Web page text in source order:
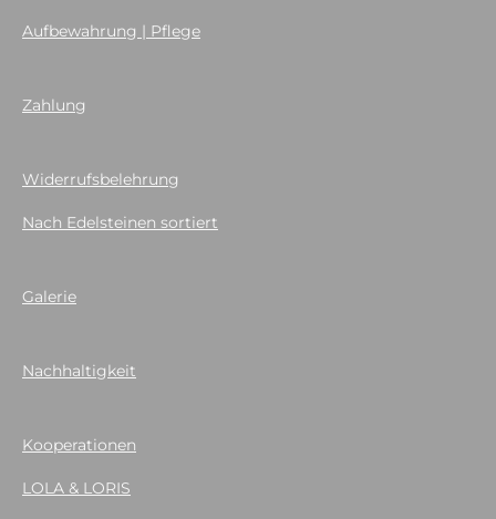
Aufbewahrung | Pflege
Zahlung
Widerrufsbelehrung
Nach Edelsteinen sortiert
Galerie
Nachhaltigkeit
Kooperationen
LOLA & LORIS